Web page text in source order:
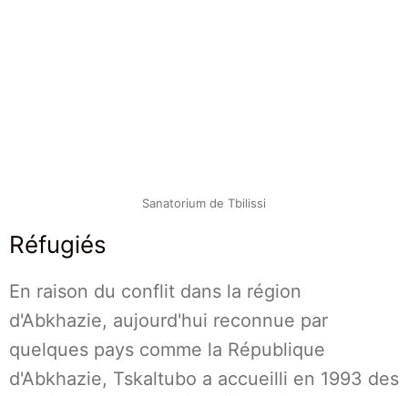
Sanatorium de Tbilissi
Réfugiés
En raison du conflit dans la région
d'Abkhazie, aujourd'hui reconnue par
quelques pays comme la République
d'Abkhazie, Tskaltubo a accueilli en 1993 des